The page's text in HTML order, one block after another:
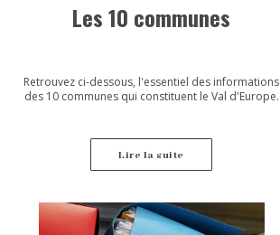
Les 10 communes
Retrouvez ci-dessous, l'essentiel des informations
des 10 communes qui constituent le Val d'Europe.
Lire la suite